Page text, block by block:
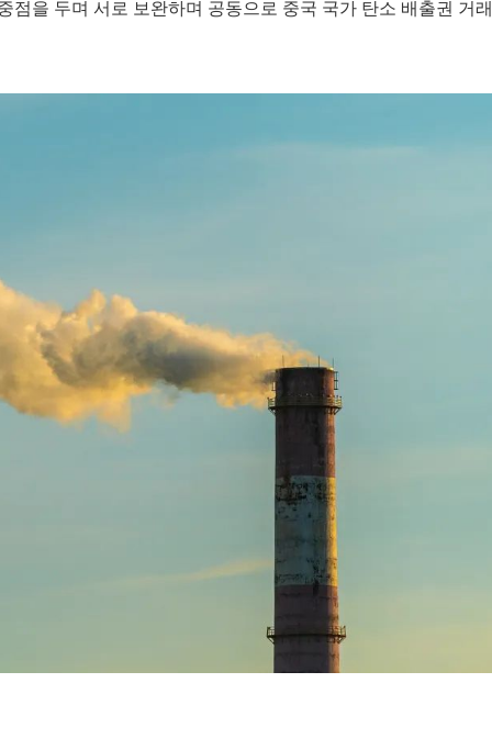
점을 두며 서로 보완하며 공동으로 중국 국가 탄소 배출권 거래